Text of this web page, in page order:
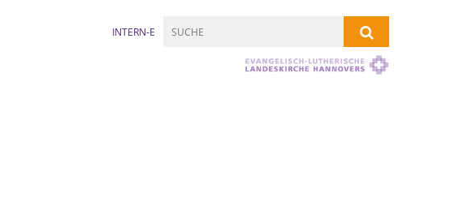
INTERN-E